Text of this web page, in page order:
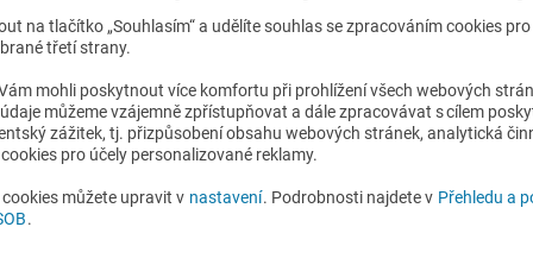
strategii. Rosteme rychleji než trh a v porovnání TOP 5
7,7 %, tak my 10,1 %,“ doplnil k výborným výsledkům za rok
tisíc pojistných událostí za zhruba 12 miliard korun. „
I
naše likvidace zlepšovat a jsou klienty vnímány velmi
velkou zkouškou, ve které jsme obstáli, pro nás byly
událostí za zhruba dvě miliardy korun,
“ uvedl Jiří
na tlačítko „Souhlasím“ a udělíte souhlas se zpracováním cookies
třetí strany.
mohli poskytnout více komfortu při prohlížení všech webových
můžeme vzájemně zpřístupňovat a dále zpracovávat s cílem
zážitek, tj. přizpůsobení obsahu webových stránek, analytická
pro účely personalizované reklamy.
cookies můžete upravit v nastavení. Podrobnosti najdete v Přehledu a
.